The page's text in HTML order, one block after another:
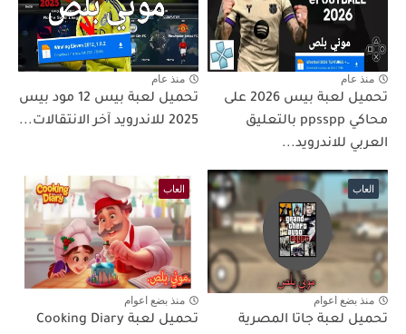
منذ عام
تحميل لعبة بيس 2026 على
محاكي ppsspp بالتعليق
العربي للاندرويد...
منذ عام
تحميل لعبة بيس 12 مود بيس
2025 للاندرويد آخر الانتقالات...
العاب
منذ بضع اعوام
تحميل لعبة جاتا المصرية
العاب
منذ بضع اعوام
تحميل لعبة Cooking Diary